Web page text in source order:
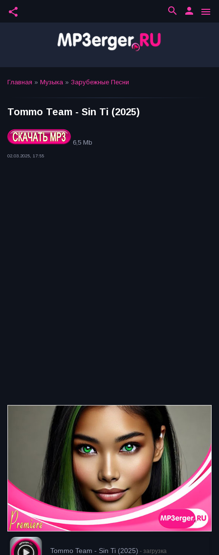
share menu
person
search
Главная » Музыка » Зарубежные Песни
Tommo Team - Sin Ti (2025)
6,5 Mb
02.03.2025, 17:55
Tommo Team - Sin Ti (2025) - загрузка